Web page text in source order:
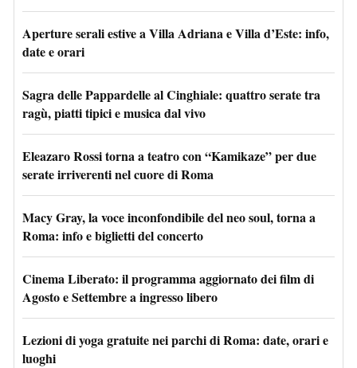
Aperture serali estive a Villa Adriana e Villa d’Este: info,
date e orari
Sagra delle Pappardelle al Cinghiale: quattro serate tra
ragù, piatti tipici e musica dal vivo
Eleazaro Rossi torna a teatro con “Kamikaze” per due
serate irriverenti nel cuore di Roma
Macy Gray, la voce inconfondibile del neo soul, torna a
Roma: info e biglietti del concerto
Cinema Liberato: il programma aggiornato dei film di
Agosto e Settembre a ingresso libero
Lezioni di yoga gratuite nei parchi di Roma: date, orari e
luoghi